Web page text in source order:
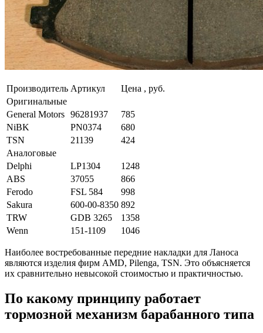
Производитель Артикул
Цена , руб.
Оригинальные
General Motors 96281937
785
NiBK
PN0374
680
TSN
21139
424
Аналоговые
Delphi
LP1304
1248
ABS
37055
866
Ferodo
FSL 584
998
Sakura
600-00-8350 892
TRW
GDB 3265
1358
Wenn
151-1109 1046
Наиболее востребованные передние накладки для Ланоса
являются изделия фирм AMD, Pilenga, TSN. Это объясняется
их сравнительно невысокой стоимостью и практичностью.
По какому принципу работает
тормозной механизм барабанного типа